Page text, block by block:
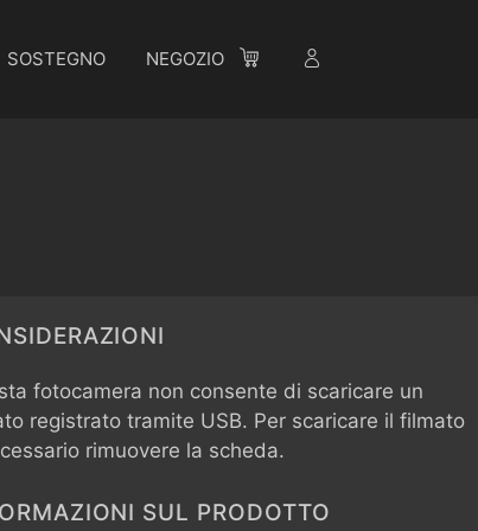
SOSTEGNO NEGOZIO
fotocamera non consente di scaricare un
registrato tramite USB. Per scaricare il filmato
rimuovere la scheda.
SUL PRODOTTO